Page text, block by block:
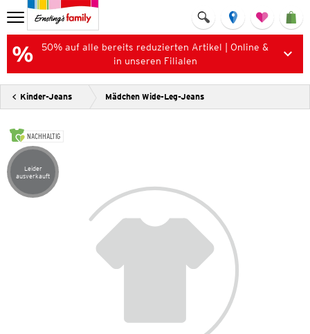
50% auf alle bereits reduzierten Artikel | Online &
in unseren Filialen
Kinder-Jeans Mädchen Wide-Leg-Jeans
NACHHALTIG
Artikel leider ausverkauft
Leider
ausverkauft